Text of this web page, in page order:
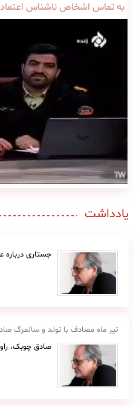
به تماس اشخاص ناشناس
یادداشت
جستاری درباره
تیر ماه مصادف با تولد و سالمرگ
صادق چوبک،